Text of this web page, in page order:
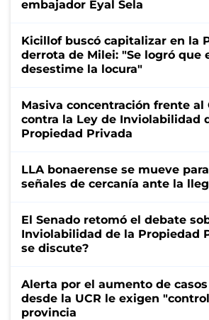
embajador Eyal Sela
Kicillof buscó capitalizar en la
derrota de Milei: "Se logró que
desestime la locura"
Masiva concentración frente al
contra la Ley de Inviolabilidad
Propiedad Privada
LLA bonaerense se mueve
señales de cercanía ante la
El Senado retomó el debate
Inviolabilidad de la Propiedad
se discute?
Alerta por el aumento de
desde la UCR le exigen
provincia